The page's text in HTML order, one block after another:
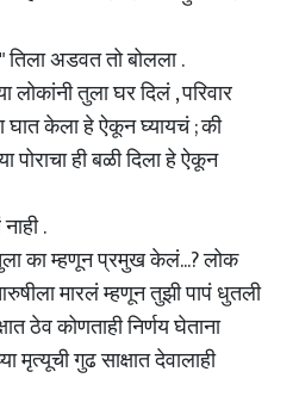
तिला अडवत तो बोलला .
तुला घर दिलं , परिवार
घात केला हे ऐकून घ्यायचं ; की
पोराचा ही बळी दिला हे ऐकून
.
का म्हणून प्रमुख केलं...? लोक
मारलं म्हणून तुझी पापं धुतली
ठेव कोणताही निर्णय घेताना
मृत्यूची गुढ साक्षात देवालाही